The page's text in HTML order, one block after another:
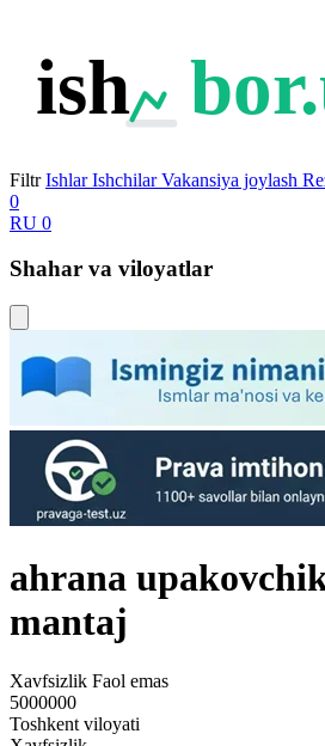
ish
Filtr Ishlar Ishchilar Vakansiya joylash
0
RU 0
Shahar va viloyatlar
ahrana
mantaj
Xavfsizlik Faol emas
5000000
Toshkent viloyati